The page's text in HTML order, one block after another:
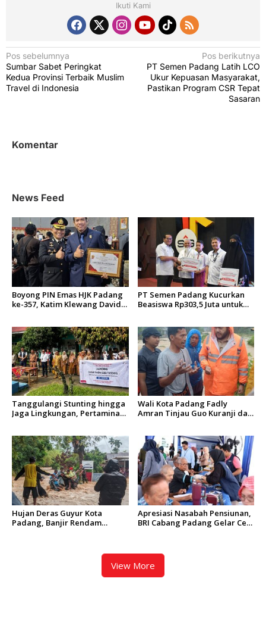
Ikuti Kami
N
a
v
a
p
s
Pos sebelumnya
Sumbar Sabet Peringkat
Kedua Provinsi Terbaik Muslim
Travel di Indonesia
Pos berikutnya
PT Semen Padang Latih LCO
Ukur Kepuasan Masyarakat,
Pastikan Program CSR Tepat
Sasaran
Komentar
News Feed
Boyong PIN Emas HJK Padang
ke-357, Katim Klewang David
PT Semen Padang Kucurkan
Beasiswa Rp303,5 Juta untuk
Tanggulangi Stunting hingga
Jaga Lingkungan, Pertamina
Pariaman
Wali Kota Padang Fadly
Amran Tinjau Guo Kuranji dan
​Hujan Deras Guyur Kota
Padang, Banjir Rendam
Apresiasi Nasabah Pensiunan,
BRI Cabang Padang Gelar Cek
View More